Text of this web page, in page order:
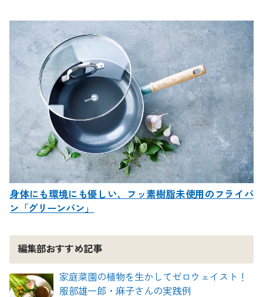
身体にも環境にも優しい、フッ素樹脂未使用のフライパ
ン「グリーンパン」
編集部おすすめ記事
家庭菜園の植物を生かしてゼロウェイスト！
服部雄一郎・麻子さんの実践例